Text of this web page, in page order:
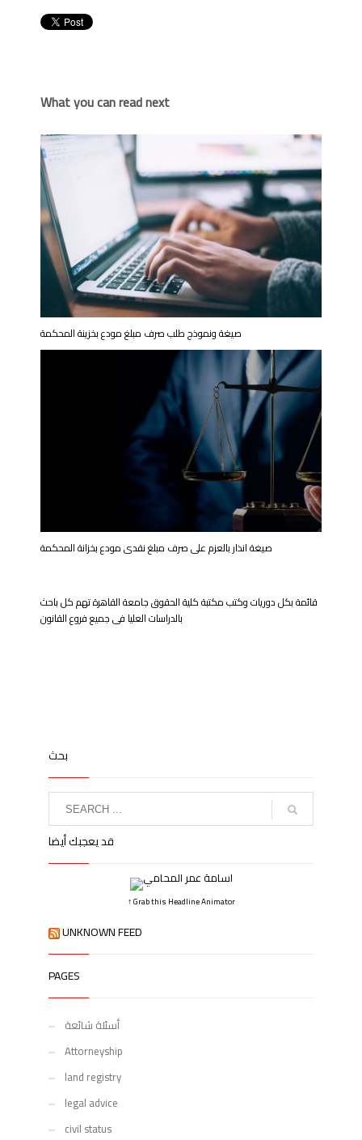
What you can read next
صيغة ونموذج طلب صرف مبلغ مودع بخزينة المحكمة
صیغة انذار بالعزم على صرف مبلغ نقدى مودع بخزانة المحكمة
قائمة بكل دوريات وكتب مكتبة كلية الحقوق جامعة القاهرة تهم كل باحث
بالدراسات العليا فى جميع فروع القانون
بحث
قد يعجبك أيضا
↑ Grab this Headline Animator
UNKNOWN FEED
PAGES
أسئلة شائعة
Attorneyship
land registry
legal advice
civil status